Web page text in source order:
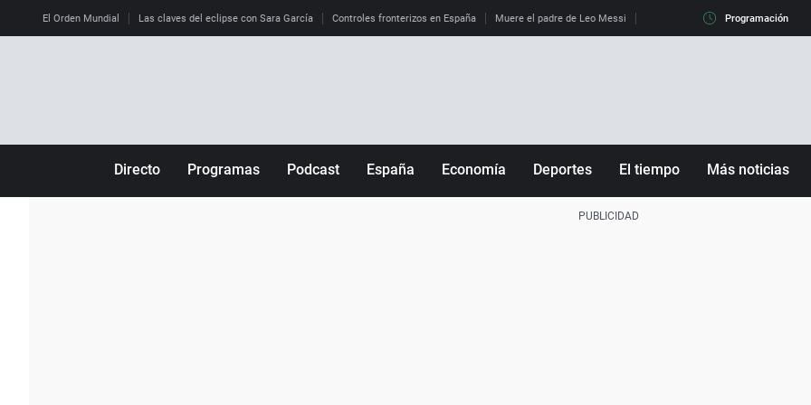
El Orden Mundial Las claves del eclipse con Sara García Controles fronterizos en España Muere el padre de Leo Messi La diferencia entre observar el
Programación
Directo Programas Podcast España Economía Deportes El tiempo Más noticias